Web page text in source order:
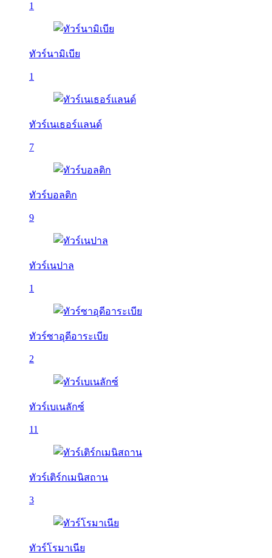
1
ทัวร์นามิเบีย
1
ทัวร์เนเธอร์แลนด์
7
ทัวร์บอลติก
9
ทัวร์เนปาล
1
ทัวร์ซาอุดีอาระเบีย
2
ทัวร์เบเนลักซ์
11
ทัวร์เติร์กเมนิสถาน
3
ทัวร์โรมาเนีย